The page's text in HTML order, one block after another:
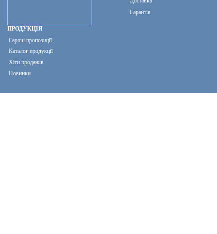
Гарантія
ПРОДУКЦІЯ
Гарячі пропозиції
Каталог продукції
Хіти продажів
Новинки